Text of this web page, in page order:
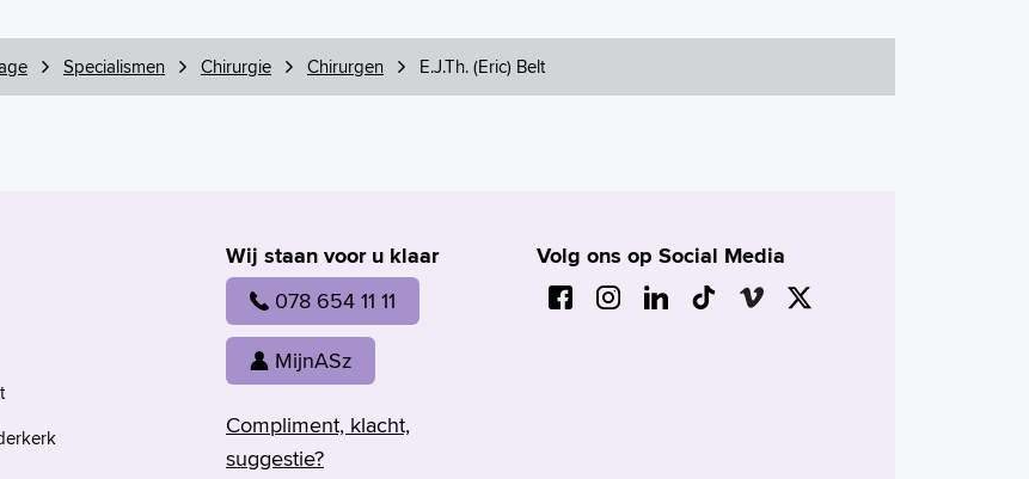
Specialismen Chirurgie Chirurgen E.J.Th. (Eric) Belt
Wij staan voor u klaar
078 654 11 11
MijnASz
Compliment, klacht,
suggestie?
Volg ons op Social Media